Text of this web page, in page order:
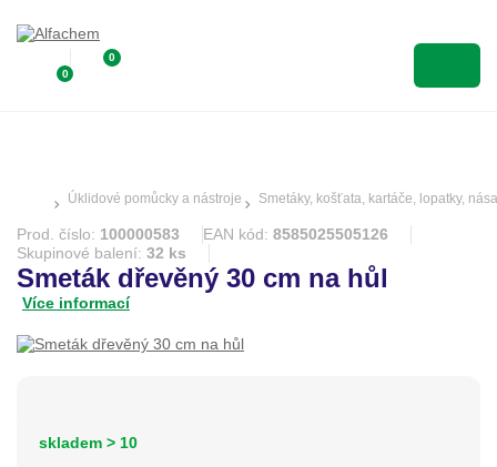
0
0
Úklidové pomůcky a nástroje Smetáky, košťata, kartáče, lopatky,
Prod. číslo: 100000583 EAN kód: 8585025505126
Skupinové balení: 32 ks
Smeták dřevěný 30 cm na hůl
Více informací
skladem > 10